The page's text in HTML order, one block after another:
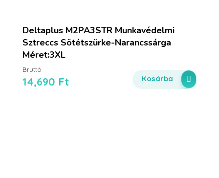
Deltaplus M2PA3STR Munkavédelmi
Sztreccs Sötétszürke-Narancssárga
Méret:3XL
14,690 Ft
Bruttó
Kosárba